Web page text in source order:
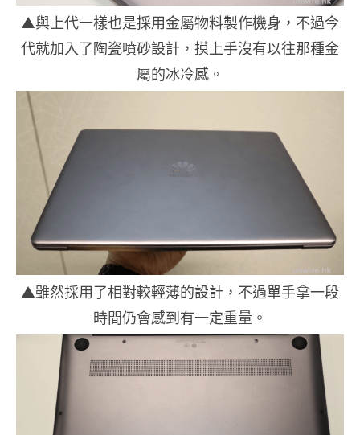
▲與上代一樣也是採用金屬物料製作機身，不過今
代就加入了陶瓷噴砂設計，摸上手沒有以往那種金
屬的冰冷感。
▲雖然採用了相對較輕薄的設計，不過單手拿一段
時間仍會感到有一定重量。